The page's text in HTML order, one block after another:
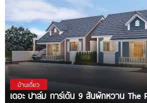
บ้านเดี่ยว
เดอะ ปาล์ม การ์เด้น 9 สันผักหวาน The